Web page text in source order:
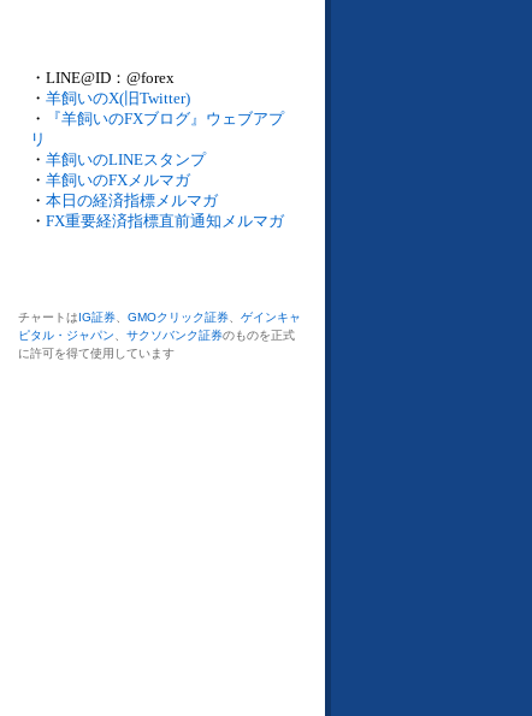
・LINE@ID：@forex
・ 羊飼いのX(旧Twitter)
・
『羊飼いのFXブログ』ウェブアプ
リ
・ 羊飼いのLINEスタンプ
・ 羊飼いのFXメルマガ
・ 本日の経済指標メルマガ
・ FX重要経済指標直前通知メルマガ
チャートはIG証券 GMOクリック証券
ゲインキャ
ピタル・ジャパン
サクソバンク証券のものを正式
に許可を得て使用しています